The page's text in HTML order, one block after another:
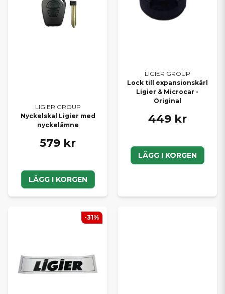
LIGIER GROUP
Nyckelskal Ligier med
nyckelämne
579 kr
LÄGG I KORGEN
LIGIER GROUP
Lock till expansionskärl
Ligier & Microcar -
Original
449 kr
LÄGG I KORGEN
-31%